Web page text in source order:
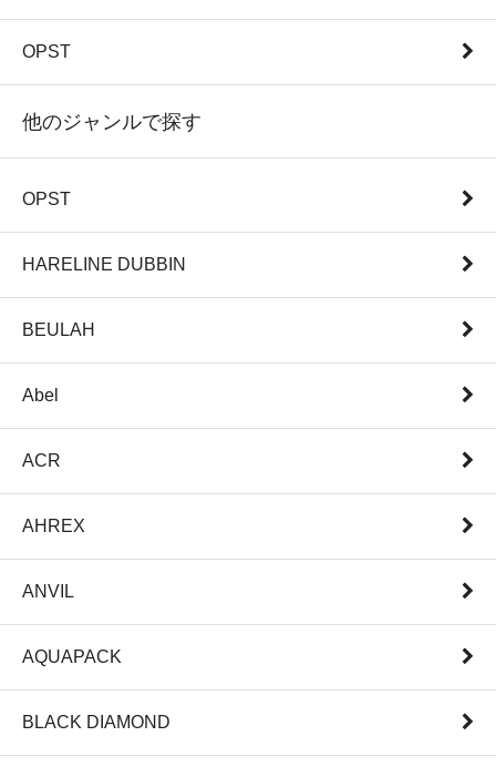
OPST
他のジャンルで探す
OPST
HARELINE DUBBIN
BEULAH
Abel
ACR
AHREX
ANVIL
AQUAPACK
BLACK DIAMOND